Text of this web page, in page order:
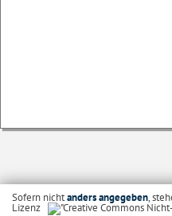
Sofern nichtanders angegeben,
Lizenz